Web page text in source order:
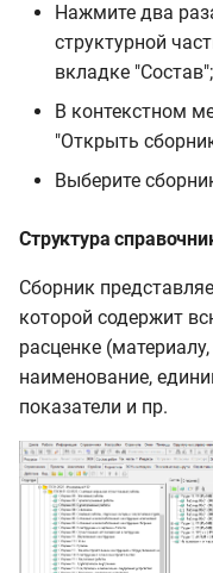
Нажмите два
структурной
вкладке "Состав";
В контекстном
"Открыть
Выберите
Структура
Сборник
которой содержит
расценке
наименование,
показатели и пр.